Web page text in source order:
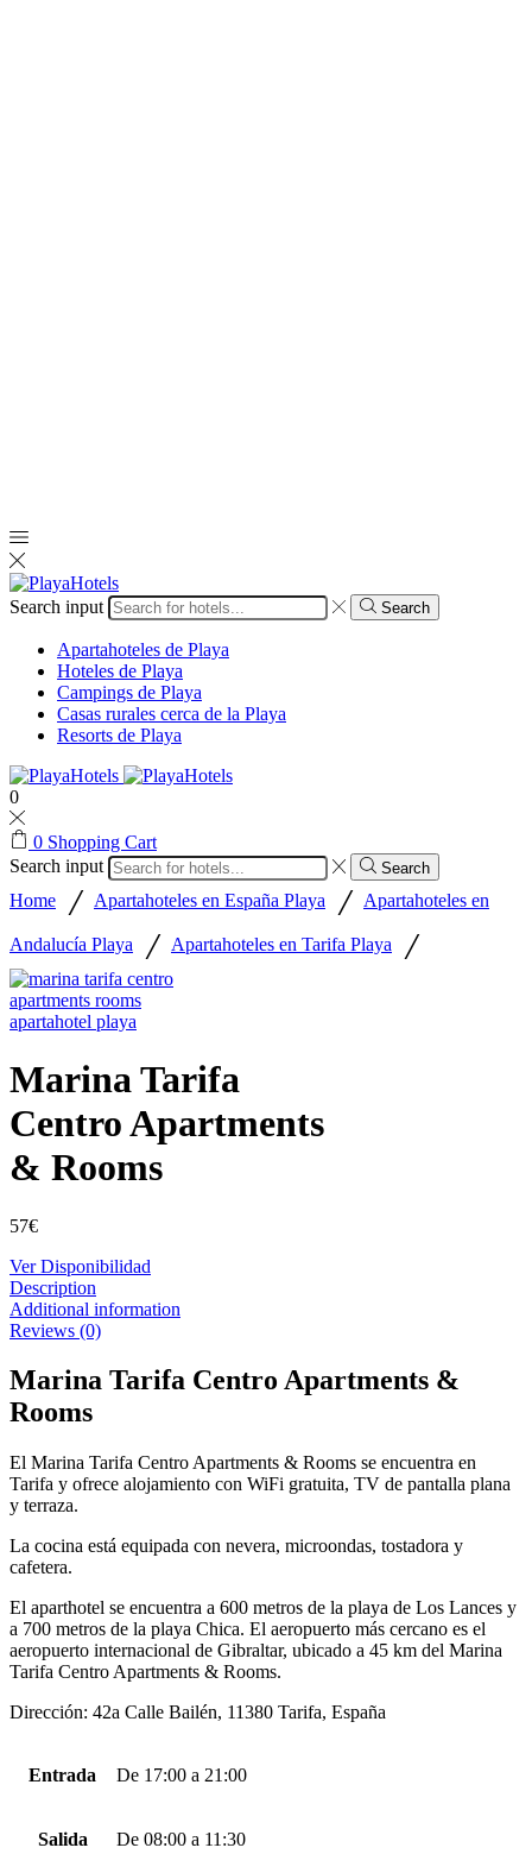
Search input Search
Apartahoteles de Playa
Hoteles de Playa
Campings de Playa
Casas rurales cerca de la Playa
Resorts de Playa
0
0 Shopping Cart
Search input
Search
Home / Apartahoteles en España Playa / Apartahoteles en
Andalucía Playa / Apartahoteles en Tarifa Playa /
Marina Tarifa
Centro Apartments
& Rooms
57€
Ver Disponibilidad
Description
Additional information
Reviews (0)
Marina Tarifa Centro Apartments &
Rooms
El Marina Tarifa Centro Apartments & Rooms se encuentra en
Tarifa y ofrece alojamiento con WiFi gratuita, TV de pantalla plana
y terraza.
La cocina está equipada con nevera, microondas, tostadora y
cafetera.
El aparthotel se encuentra a 600 metros de la playa de Los Lances y
a 700 metros de la playa Chica. El aeropuerto más cercano es el
aeropuerto internacional de Gibraltar, ubicado a 45 km del Marina
Tarifa Centro Apartments & Rooms.
Dirección: 42a Calle Bailén, 11380 Tarifa, España
Entrada De 17:00 a 21:00
Salida De 08:00 a 11:30